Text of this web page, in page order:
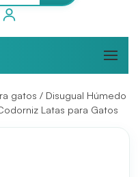
gatos / Disugual Húmedo
Latas para Gatos